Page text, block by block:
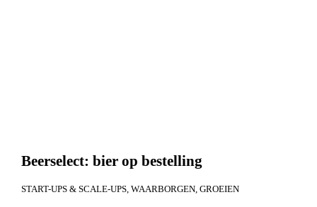
Beerselect: bier op bestelling
START-UPS & SCALE-UPS WAARBORGEN GROEIEN